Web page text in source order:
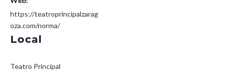
https://teatroprincipalzarag
oza.com/norma/
Local
Teatro Principal